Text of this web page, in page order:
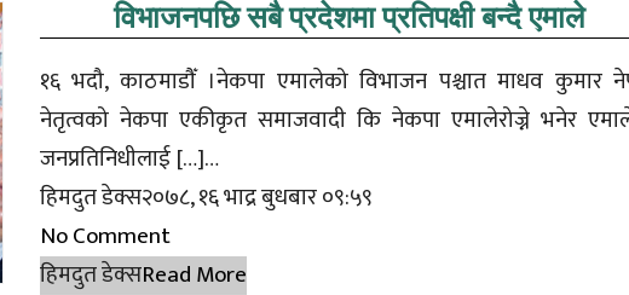
विभाजनपछि सबै प्रदेशमा प्रतिपक्षी बन्दै एमाले
१६ भदौ, काठमाडौँ ।नेकपा एमालेको विभाजन पश्चात माधव कुमार
नेतृत्वको नेकपा एकीकृत समाजवादी कि नेकपा एमालेरोज्ने भनेर
जनप्रतिनिधीलाई […]…
हिमदुत डेक्स२०७८, १६ भाद्र बुधबार ०९:५९
No Comment
हिमदुत डेक्सRead More